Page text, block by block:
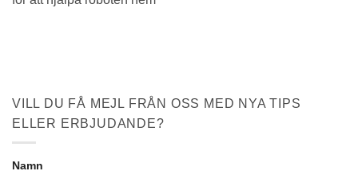
VILL DU FÅ MEJL FRÅN OSS MED NYA TIPS
ELLER ERBJUDANDE?
Namn